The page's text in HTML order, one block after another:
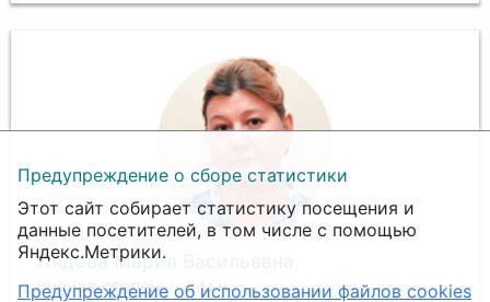
Лядова Мария Васильевна,
д.м.н.,
Предупреждение о сборе статистики
Этот сайт собирает статистику посещения и
данные посетителей, в том числе с помощью
Яндекс.Метрики.
Предупреждение об использовании файлов cookies